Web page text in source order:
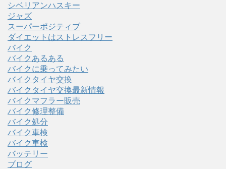
シベリアンハスキー
ジャズ
スーパーポジティブ
ダイエットはストレスフリー
バイク
バイクあるある
バイクに乗ってみたい
バイクタイヤ交換
バイクタイヤ交換最新情報
バイクマフラー販売
バイク修理整備
バイク処分
バイク車検
バイク車検
バッテリー
ブログ